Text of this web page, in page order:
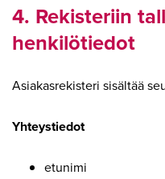
4. Rekisteriin
henkilötiedot
Asiakasrekisteri sisältää
Yhteystiedot
etunimi